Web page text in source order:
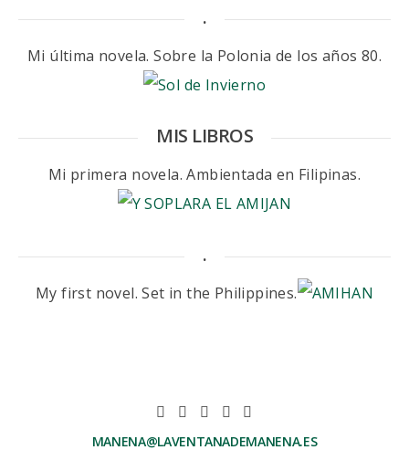
.
Mi última novela. Sobre la Polonia de los años 80.
MIS LIBROS
Mi primera novela. Ambientada en Filipinas.
.
My first novel. Set in the Philippines.
MANENA@LAVENTANADEMANENA.ES